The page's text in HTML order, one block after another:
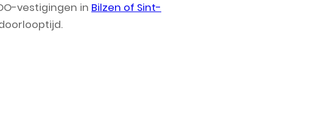
vestigingen in Bilzen of Sint-